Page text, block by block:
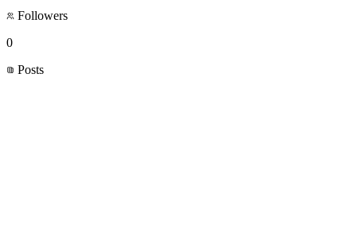
Followers
0
Posts